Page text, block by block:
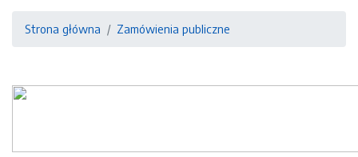
Strona główna Zamówienia publiczne